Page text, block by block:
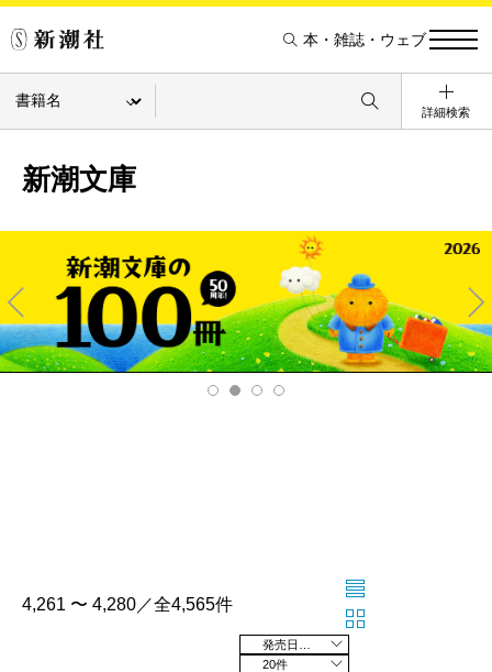
本・雑誌・ウェブ
詳細検索
新潮文庫
Pre
v
Ne
xt
4,261 〜 4,280／全4,565件
20件